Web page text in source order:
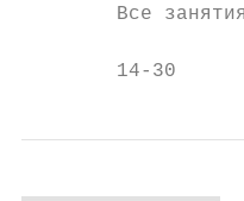
Все
14-30